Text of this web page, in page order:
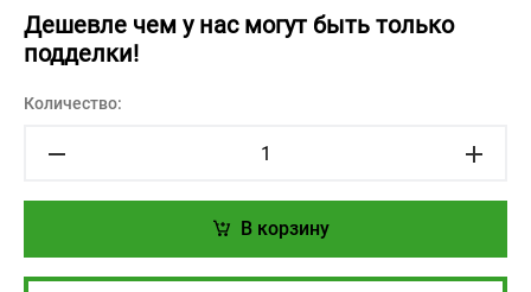
Дешевле чем у нас могут быть только
подделки!
Количество:
В корзину